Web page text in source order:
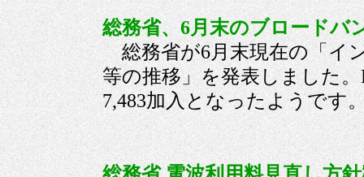
総務省、6月末のブロード
総務省が6月末現在の「イ
等の推移」を発表しました。
7,483加入となったよう